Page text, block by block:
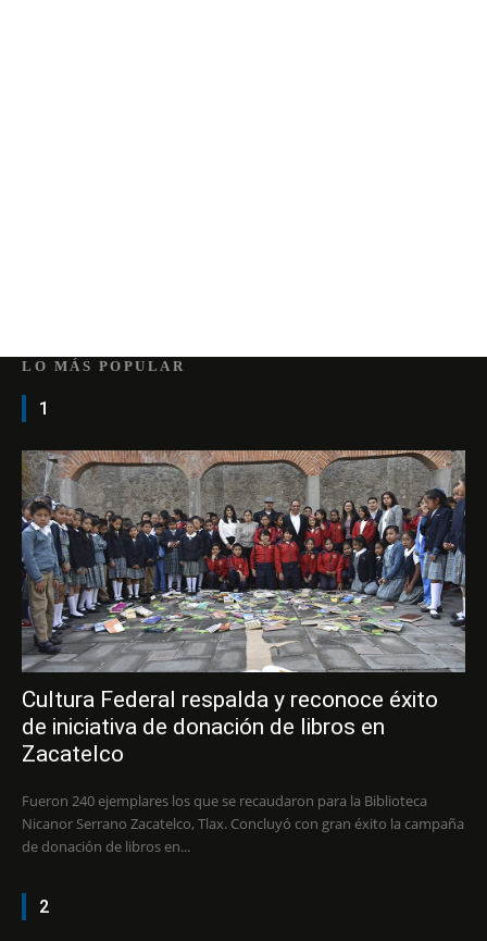
LO MÁS POPULAR
1
Cultura Federal respalda y reconoce éxito
de iniciativa de donación de libros en
Zacatelco
Fueron 240 ejemplares los que se recaudaron para la Biblioteca
Nicanor Serrano Zacatelco, Tlax. Concluyó con gran éxito la campaña
de donación de libros en...
2